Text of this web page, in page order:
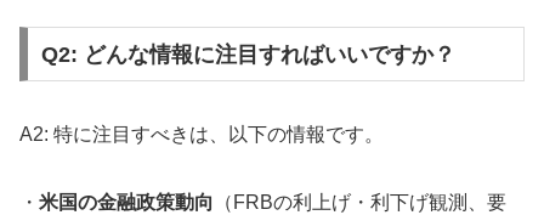
Q2: どんな情報に注目すればいいですか？
A2: 特に注目すべきは、以下の情報です。
・ 米国の金融政策動向
（FRBの利上げ・利下げ観測、要